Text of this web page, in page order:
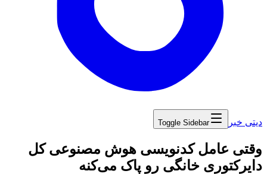
دیتی خبر Toggle Sidebar
‏وقتی عامل کدنویسی هوش مصنوعی کل
دایرکتوری خانگی رو پاک می‌کنه